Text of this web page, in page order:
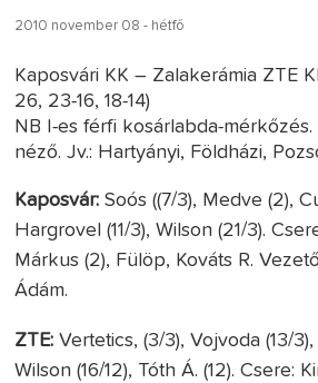
2010 november 08 - hétfő
Kaposvári KK – Zalakerámia ZTE
26, 23-16, 18-14)
NB I-es férfi kosárlabda-mérkőzés.
néző. Jv.: Hartyányi, Földházi,
Kaposvár: Soós ((7/3), Medve (2),
Hargrovel (11/3), Wilson (21/3).
Márkus (2), Fülöp, Kováts R.
Ádám.
ZTE:Vertetics, (3/3), Vojvoda (13/3),
Wilson (16/12), Tóth Á. (12). Csere: